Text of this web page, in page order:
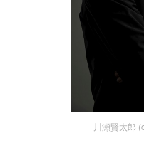
川瀬賢太郎